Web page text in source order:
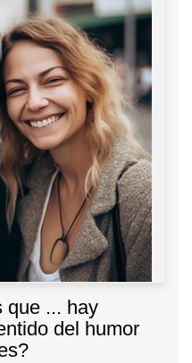
que ... hay
del humor